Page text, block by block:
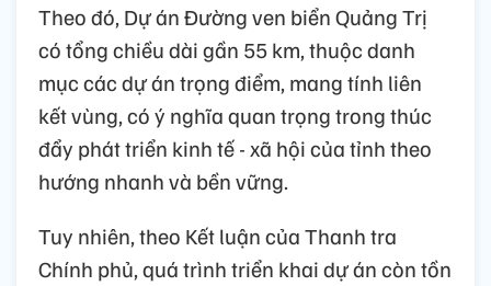
Theo đó, Dự án Đường ven biển Quảng Trị
có tổng chiều dài gần 55 km, thuộc danh
mục các dự án trọng điểm, mang tính liên
kết vùng, có ý nghĩa quan trọng trong thúc
đẩy phát triển kinh tế - xã hội của tỉnh theo
hướng nhanh và bền vững.
Tuy nhiên, theo Kết luận của Thanh tra
Chính phủ, quá trình triển khai dự án còn tồn